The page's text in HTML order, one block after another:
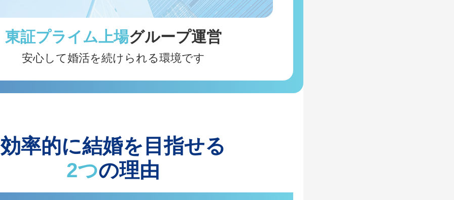
東証プライム上場グループ運営
安心して婚活を続けられる環境です
効率的に結婚を目指せる
2つの理由